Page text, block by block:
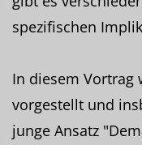
spezifischen
In diesem Vortrag
vorgestellt und
junge Ansatz